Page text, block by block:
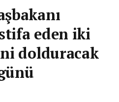
eden iki
dolduracak